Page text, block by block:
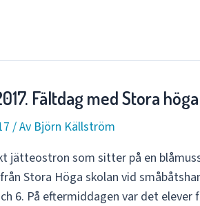
Fältdag med Stora
/ Av Björn Källström
jätteostron som sitter på en
Stora Höga skolan vid
6. På eftermiddagen var det